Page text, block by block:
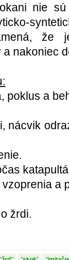
nie
že
nakoniec
poklus a
nácvik
a
žrdi.